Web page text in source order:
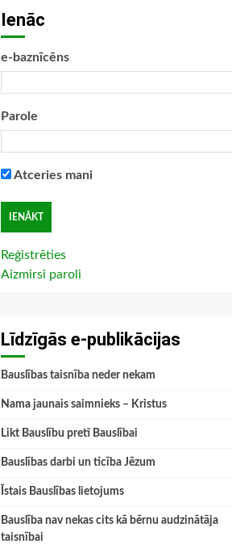
Ienāc
e-baznīcēns
Parole
Atceries mani
Reģistrēties
Aizmirsi paroli
Līdzīgās e-publikācijas
Bauslības taisnība neder nekam
Nama jaunais saimnieks – Kristus
Likt Bauslību pretī Bauslībai
Bauslības darbi un ticība Jēzum
Īstais Bauslības lietojums
Bauslība nav nekas cits kā bērnu audzinātāja
taisnībai